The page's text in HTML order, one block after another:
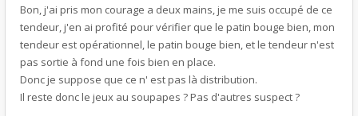
Bon, j'ai pris mon courage a deux mains, je me suis occupé de ce
tendeur, j'en ai profité pour vérifier que le patin bouge bien, mon
tendeur est opérationnel, le patin bouge bien, et le tendeur n'est
pas sortie à fond une fois bien en place.
Donc je suppose que ce n' est pas là distribution.
Il reste donc le jeux au soupapes ? Pas d'autres suspect ?